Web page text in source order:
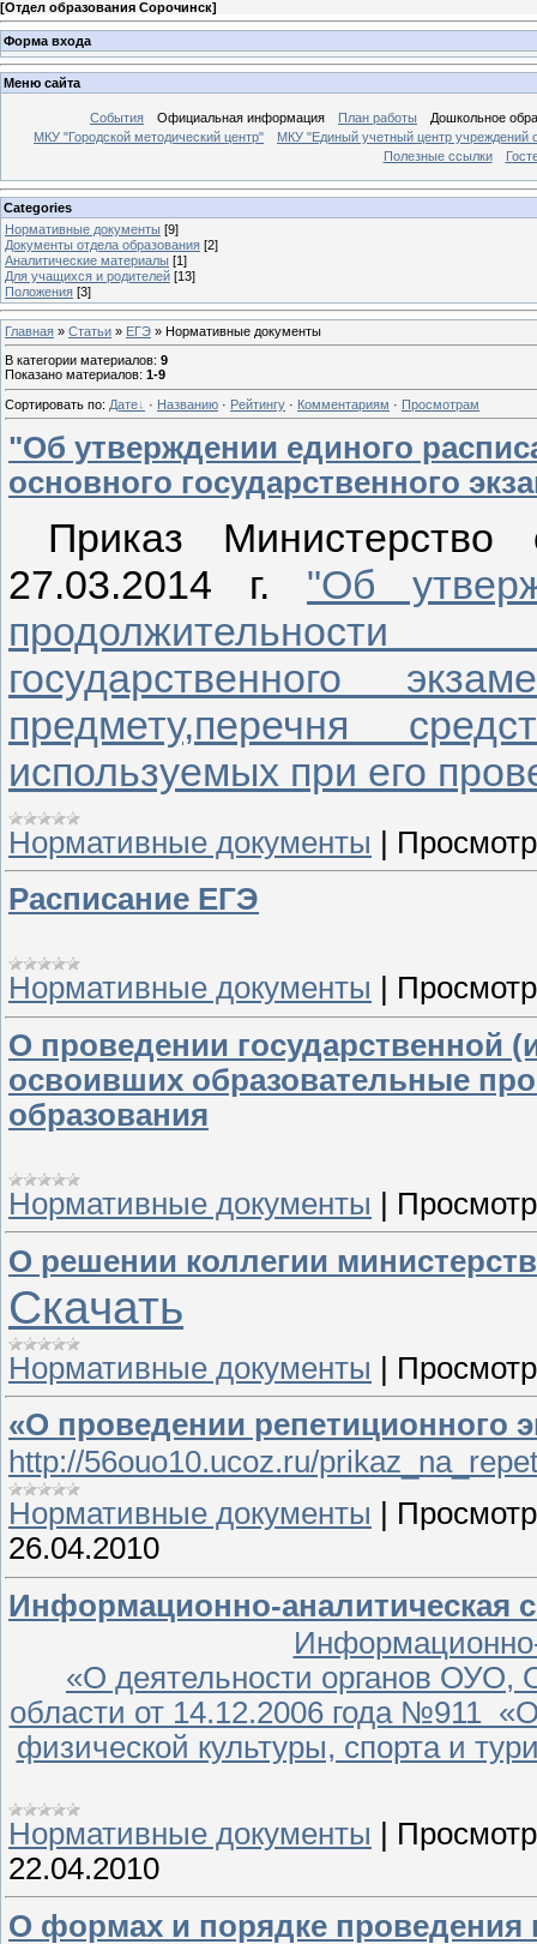
[Отдел образования Сорочинск]
Форма входа
Меню сайта
События Официальная информация План работы
Дошкольное
МКУ "Городской методический центр"
МКУ "Единый учетный центр учреждений
Полезные ссылки
Categories
Нормативные документы [9]
Документы отдела образования [2]
Аналитические материалы [1]
Для учащихся и родителей [13]
Положения [3]
Главная » Статьи » ЕГЭ » Нормативные документы
В категории материалов: 9
Показано материалов: 1-9
Сортировать по: Дате · Названию · Рейтингу · Комментариям · Просмотрам
"Об утверждении единого
основного государственного
Приказ
27.03.2014 г. "Об
государственного
предмету,перечня
используемых при его
Нормативные документы
Расписание ЕГЭ
Нормативные документы
О проведении государственной
освоивших образовательные
образования
Нормативные документы
О решении коллегии
Скачать
Нормативные документы |
«О проведении репетиционного
http://56ouo10.ucoz.ru/
Нормативные документы
26.04.2010
Информационно-аналитическая
«О деятельности органов ОУО,
области от 14.12.2006 года №911
физической культуры, спорта и
Нормативные документы
22.04.2010
О формах и порядке проведения